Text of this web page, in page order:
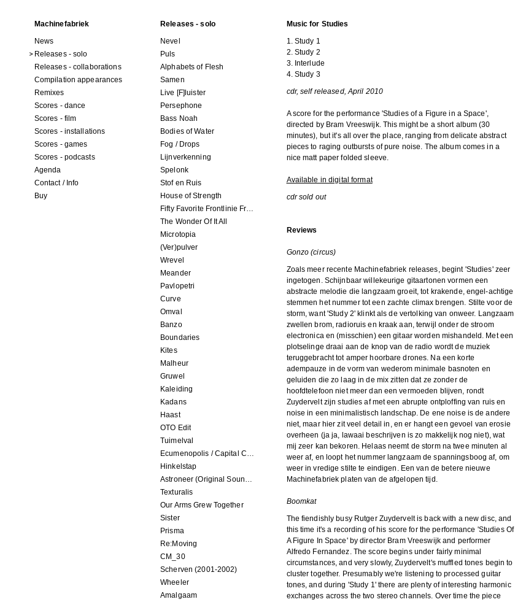
Machinefabriek
News
Releases - solo
Releases - collaborations
Compilation appearances
Remixes
Scores - dance
Scores - film
Scores - installations
Scores - games
Scores - podcasts
Agenda
Contact / Info
Buy
Releases - solo
Nevel
Puls
Alphabets of Flesh
Samen
Live [F]luister
Persephone
Bass Noah
Bodies of Water
Fog / Drops
Lijnverkenning
Spelonk
Stof en Ruis
House of Strength
Fifty Favorite Frontlinie Fragments
The Wonder Of It All
Microtopia
(Ver)pulver
Wrevel
Meander
Pavlopetri
Curve
Omval
Banzo
Boundaries
Kites
Malheur
Gruwel
Kaleiding
Kadans
Haast
OTO Edit
Tuimelval
Ecumenopolis / Capital City (scores for installations by Elian Somers)
Hinkelstap
Astroneer (Original Soundtrack) LP
Texturalis
Our Arms Grew Together
Sister
Prisma
Re:Moving
CM_30
Scherven (2001-2002)
Wheeler
Amalgaam
Music for Studies
1. Study 1
2. Study 2
3. Interlude
4. Study 3
cdr, self released, April 2010
A score for the performance 'Studies of a Figure in a Space',
directed by Bram Vreeswijk. This might be a short album (30
minutes), but it's all over the place, ranging from delicate abstract
pieces to raging outbursts of pure noise. The album comes in a
nice matt paper folded sleeve.
Available in digital format
cdr sold out
Reviews
Gonzo (circus)
Zoals meer recente Machinefabriek releases, begint 'Studies' zeer
ingetogen. Schijnbaar willekeurige gitaartonen vormen een
abstracte melodie die langzaam groeit, tot krakende, engel-achtige
stemmen het nummer tot een zachte climax brengen. Stilte voor de
storm, want 'Study 2' klinkt als de vertolking van onweer. Langzaam
zwellen brom, radioruis en kraak aan, terwijl onder de stroom
electronica en (misschien) een gitaar worden mishandeld. Met een
plotselinge draai aan de knop van de radio wordt de muziek
teruggebracht tot amper hoorbare drones. Na een korte
adempauze in de vorm van wederom minimale basnoten en
geluiden die zo laag in de mix zitten dat ze zonder de
hoofdtelefoon niet meer dan een vermoeden blijven, rondt
Zuydervelt zijn studies af met een abrupte ontploffing van ruis en
noise in een minimalistisch landschap. De ene noise is de andere
niet, maar hier zit veel detail in, en er hangt een gevoel van erosie
overheen (ja ja, lawaai beschrijven is zo makkelijk nog niet), wat
mij zeer kan bekoren. Helaas neemt de storm na twee minuten al
weer af, en loopt het nummer langzaam de spanningsboog af, om
weer in vredige stilte te eindigen. Een van de betere nieuwe
Machinefabriek platen van de afgelopen tijd.
Boomkat
The fiendishly busy Rutger Zuydervelt is back with a new disc, and
this time it's a recording of his score for the performance 'Studies Of
A Figure In Space' by director Bram Vreeswijk and performer
Alfredo Fernandez. The score begins under fairly minimal
circumstances, and very slowly, Zuydervelt's muffled tones begin to
cluster together. Presumably we're listening to processed guitar
tones, and during 'Study 1' there are plenty of interesting harmonic
exchanges across the two stereo channels. Over time the piece